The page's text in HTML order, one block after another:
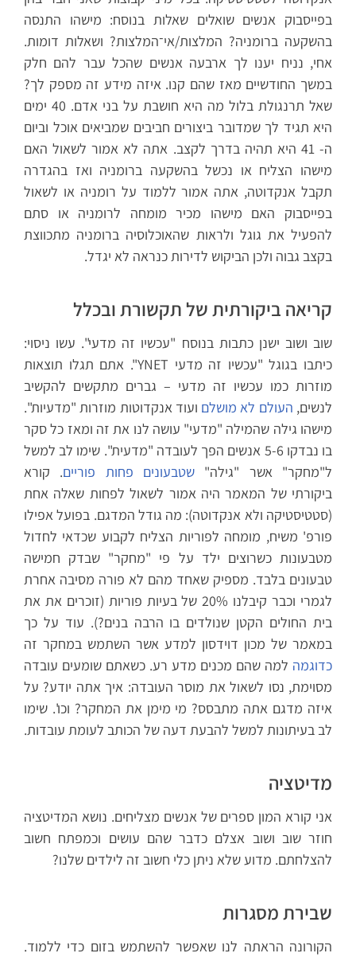
בפייסבוק אנשים שואלים שאלות בנוסח: מישהו התנסה
בהשקעה ברומניה? המלצות/אי־המלצות? ושאלות דומות.
אחי, נניח יענו לך ארבעה אנשים שהכל עבר להם חלק
במשך החודשיים מאז שהם קנו. איזה מידע זה מספק לך?
שאל תרנגולת בלול מה היא חושבת על בני אדם. 40 ימים
היא תגיד לך שמדובר ביצורים חביבים שמביאים אוכל וביום
ה- 41 היא תהיה בדרך לקצב. אתה לא אמור לשאול האם
מישהו הצליח או נכשל בהשקעה ברומניה ואז בהגדרה
תקבל אנקדוטה, אתה אמור ללמוד על רומניה או לשאול
בפייסבוק האם מישהו מכיר מומחה לרומניה או סתם
להפעיל את גוגל ולראות שהאוכלוסיה ברומניה מתכווצת
בקצב גבוה ולכן הביקוש לדירות כנראה לא יגדל.
קריאה ביקורתית של תקשורת ובכלל
שוב ושוב ישנן כתבות בנוסח "עכשיו זה מדעי". עשו ניסוי:
כיתבו בגוגל "עכשיו זה מדעי YNET". אתם תגלו תוצאות
מוזרות כמו עכשיו זה מדעי – גברים מתקשים להקשיב
לנשים, העולם לא מושלם ועוד אנקדוטות מוזרות "מדעיות".
מישהו גילה שהמילה "מדעי" עושה לנו את זה ומאז כל סקר
בו נבדקו 5-6 אנשים הפך לעובדה "מדעית". שימו לב למשל
ל"מחקר" אשר "גילה" שטבעונים פחות פוריים. קורא
ביקורתי של המאמר היה אמור לשאול לפחות שאלה אחת
(סטטיסטיקה ולא אנקדוטה): מה גודל המדגם. בפועל אפילו
פורפ' משיח, מומחה לפוריות הצליח לקבוע שכדאי לחדול
מטבעונות כשרוצים ילד על פי "מחקר" שבדק חמישה
טבעונים בלבד. מספיק שאחד מהם לא פורה מסיבה אחרת
לגמרי וכבר קיבלנו 20% של בעיות פוריות (זוכרים את את
בית החולים הקטן שנולדים בו הרבה בנים?). עוד על כך
במאמר של מכון דוידסון למדע אשר השתמש במחקר זה
כדוגמה למה שהם מכנים מדע רע. כשאתם שומעים עובדה
מסוימת, נסו לשאול את מוסר העובדה: איך אתה יודע? על
איזה מדגם אתה מתבסס? מי מימן את המחקר? וכו'. שימו
לב בעיתונות למשל להבעת דעה של הכותב לעומת עובדות.
מדיטציה
אני קורא המון ספרים של אנשים מצליחים. נושא המדיטציה
חוזר שוב ושוב אצלם כדבר שהם עושים וכמפתח חשוב
להצלחתם. מדוע שלא ניתן כלי חשוב זה לילדים שלנו?
שבירת מסגרות
הקורונה הראתה לנו שאפשר להשתמש בזום כדי ללמוד.